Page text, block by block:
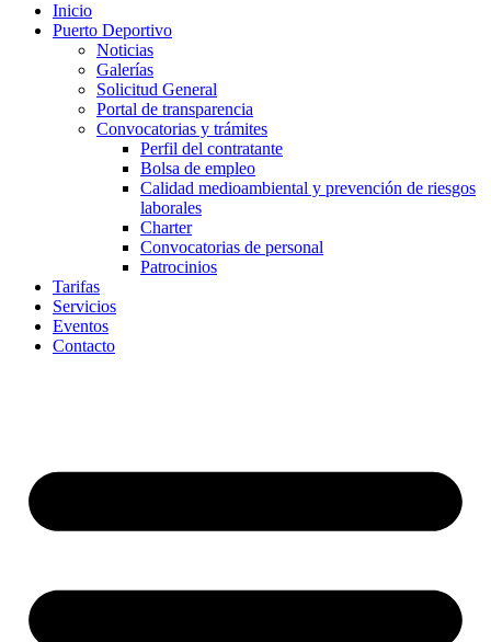
Inicio
Puerto Deportivo
Noticias
Galerías
Solicitud General
Portal de transparencia
Convocatorias y trámites
Perfil del contratante
Bolsa de empleo
Calidad medioambiental y prevención de riesgos
laborales
Charter
Convocatorias de personal
Patrocinios
Tarifas
Servicios
Eventos
Contacto